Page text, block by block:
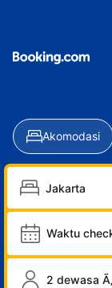
Akomodasi
Waktu
2 dewasa